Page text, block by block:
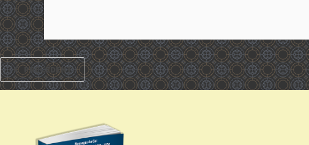
PRÉCÉDENT